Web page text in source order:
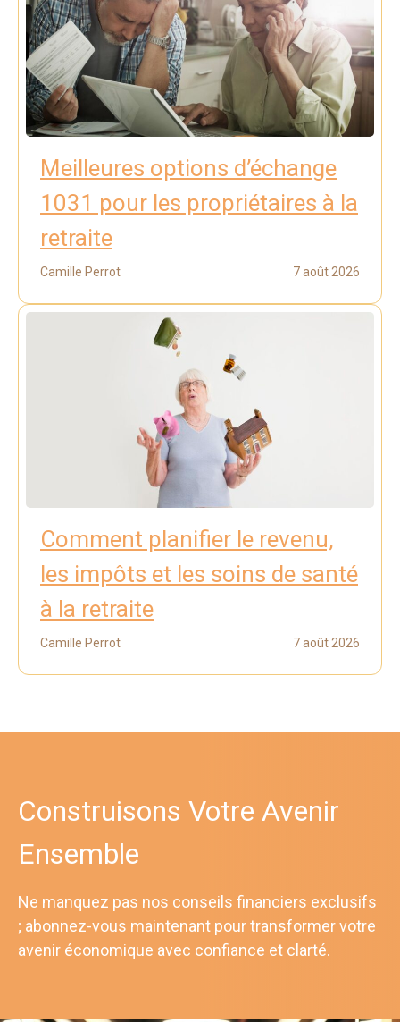
Meilleures options d’échange
1031 pour les propriétaires à la
retraite
Camille Perrot 7 août 2026
Comment planifier le revenu,
les impôts et les soins de santé
à la retraite
Camille Perrot 7 août 2026
Construisons Votre Avenir
Ensemble
Ne manquez pas nos conseils financiers exclusifs
; abonnez-vous maintenant pour transformer votre
avenir économique avec confiance et clarté.